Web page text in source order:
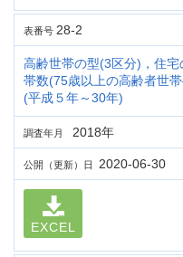
表番号 28-2
高齢世帯の型(3区分)，住
帯数(75歳以上の高齢者世
(平成５年～30年)
調査年月 2018年
公開（更新）日 2020-06-30
EXCEL